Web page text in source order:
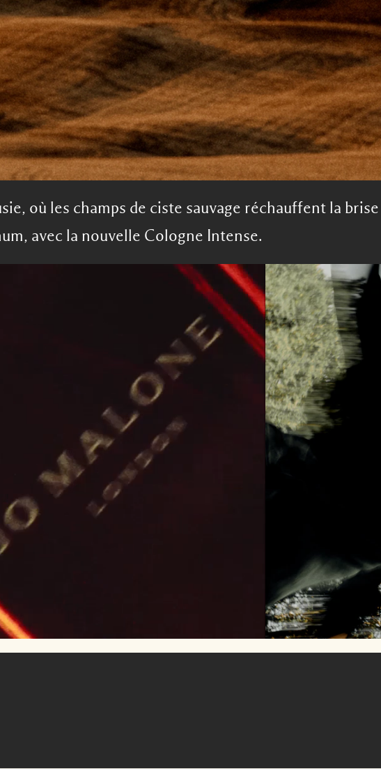
où les champs de ciste sauvage réchauffent la
avec la nouvelle Cologne Intense.